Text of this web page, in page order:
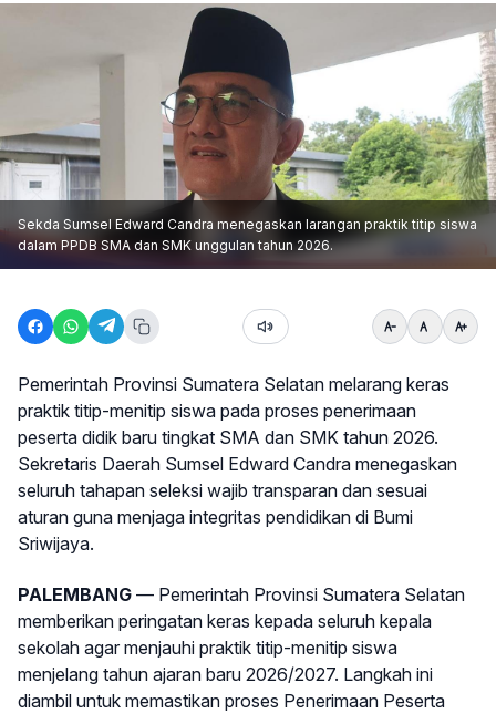
Sekda Sumsel Edward Candra menegaskan larangan praktik titip siswa
dalam PPDB SMA dan SMK unggulan tahun 2026.
Pemerintah Provinsi Sumatera Selatan melarang keras
praktik titip-menitip siswa pada proses penerimaan
peserta didik baru tingkat SMA dan SMK tahun 2026.
Sekretaris Daerah Sumsel Edward Candra menegaskan
seluruh tahapan seleksi wajib transparan dan sesuai
aturan guna menjaga integritas pendidikan di Bumi
Sriwijaya.
PALEMBANG — Pemerintah Provinsi Sumatera Selatan
memberikan peringatan keras kepada seluruh kepala
sekolah agar menjauhi praktik titip-menitip siswa
menjelang tahun ajaran baru 2026/2027. Langkah ini
diambil untuk memastikan proses Penerimaan Peserta